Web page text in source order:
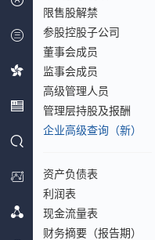
限售股解禁
参股控股子公司
董事会成员
监事会成员
高级管理人员
管理层持股及报酬
企业高级查询（新）
资产负债表
利润表
现金流量表
财务摘要（报告期）